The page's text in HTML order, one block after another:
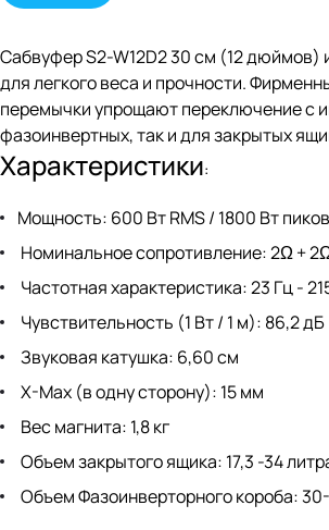
Сабвуфер S2-W12D2 30 см (12 дюймов)
для легкого веса и прочности.
перемычки упрощают переключение с
фазоинвертных, так и для закрытых
Характеристики:
Мощность: 600 Вт RMS / 1800 Вт
Номинальное сопротивление: 2Ω +
Частотная характеристика: 23 Гц -
Чувствительность (1 Вт / 1 м): 86,2 дБ
Звуковая катушка: 6,60 см
X-Max (в одну сторону): 15 мм
Вес магнита: 1,8 кг
Объем закрытого ящика: 17,3 -34
Объем Фазоинверторного короба: